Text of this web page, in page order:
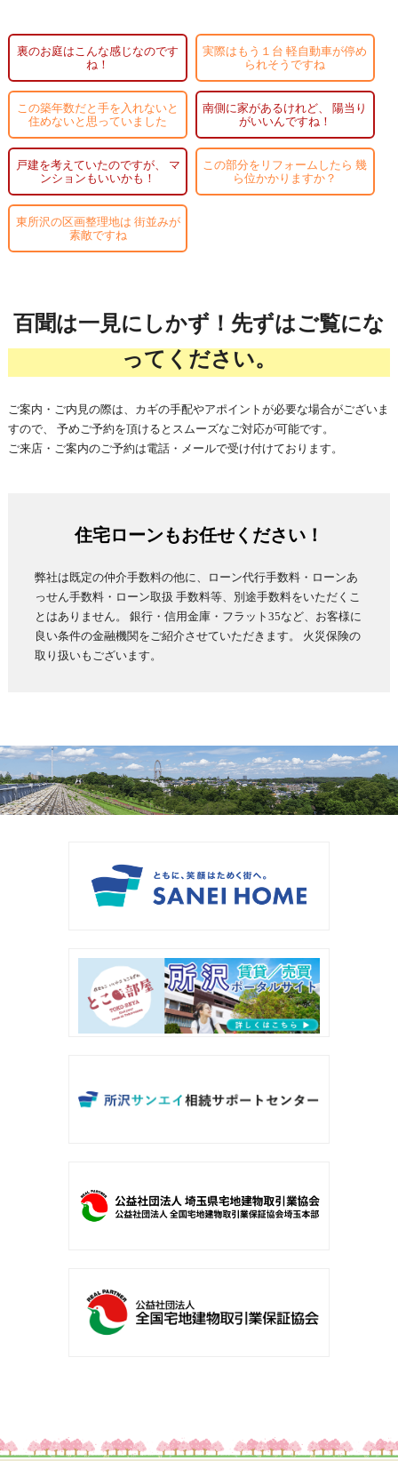
裏のお庭はこんな感じなのです
ね！
実際はもう１台 軽自動車が停め
られそうですね
この築年数だと手を入れないと
住めないと思っていました
南側に家があるけれど、
陽当り
がいいんですね！
戸建を考えていたのですが、
マ
ンションもいいかも！
この部分をリフォームしたら 幾
ら位かかりますか？
東所沢の区画整理地は 街並みが
素敵ですね
百聞は一見にしかず！先ずはご覧にな
ってください。
ご案内・ご内見の際は、カギの手配やアポイントが必要な場合がございま
すので、 予めご予約を頂けるとスムーズなご対応が可能です。
ご来店・ご案内のご予約は電話・メールで受け付けております。
住宅ローンもお任せください！
弊社は既定の仲介手数料の他に、ローン代行手数料・ローンあ
っせん手数料・ローン取扱 手数料等、別途手数料をいただくこ
とはありません。 銀行・信用金庫・フラット35など、お客様に
良い条件の金融機関をご紹介させていただきます。 火災保険の
取り扱いもございます。